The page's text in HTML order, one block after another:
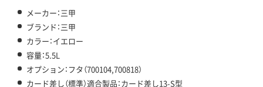
メーカー：三甲
ブランド：三甲
カラー：イエロー
容量：5.5L
オプション：フタ（700104,700818）
カード差し（標準）適合製品：カード差し13-S型